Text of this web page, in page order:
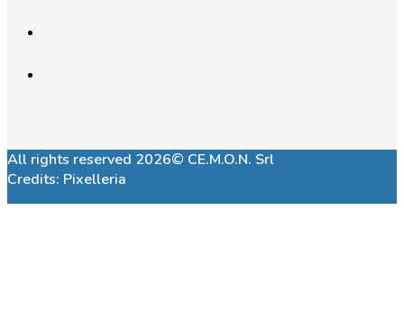
All rights reserved 2026© CE.M.O.N. Srl
Credits: Pixelleria